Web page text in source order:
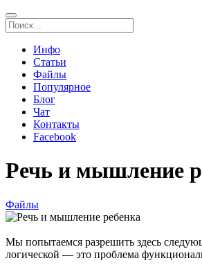
Инфо
Статьи
Файлы
Популярное
Блог
Чат
Контакты
Facebook
Речь и мышление
Файлы
Мы попытаемся разрешить здесь
логической — это проблема